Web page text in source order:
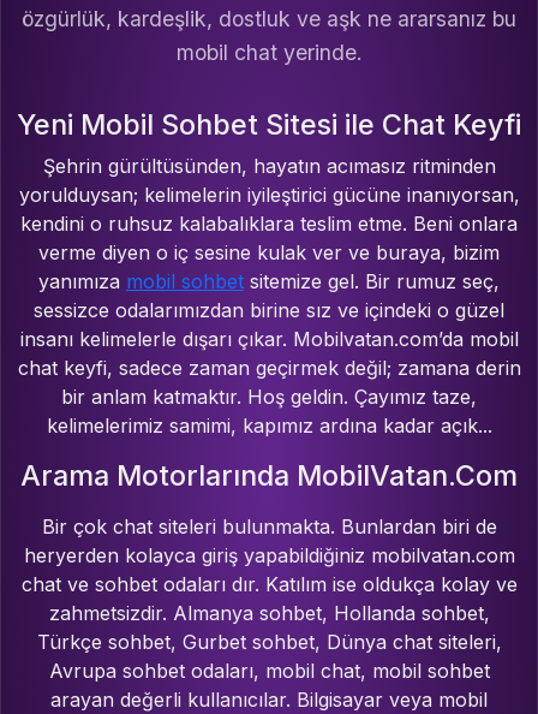
özgürlük, kardeşlik, dostluk ve aşk ne ararsanız bu
mobil chat yerinde.
Yeni Mobil Sohbet Sitesi ile Chat Keyfi
Şehrin gürültüsünden, hayatın acımasız ritminden
yorulduysan; kelimelerin iyileştirici gücüne inanıyorsan,
kendini o ruhsuz kalabalıklara teslim etme. Beni onlara
verme diyen o iç sesine kulak ver ve buraya, bizim
yanımıza mobil sohbet sitemize gel. Bir rumuz seç,
sessizce odalarımızdan birine sız ve içindeki o güzel
insanı kelimelerle dışarı çıkar. Mobilvatan.com’da mobil
chat keyfi, sadece zaman geçirmek değil; zamana derin
bir anlam katmaktır. Hoş geldin. Çayımız taze,
kelimelerimiz samimi, kapımız ardına kadar açık...
Arama Motorlarında MobilVatan.Com
Bir çok chat siteleri bulunmakta. Bunlardan biri de
heryerden kolayca giriş yapabildiğiniz mobilvatan.com
chat ve sohbet odaları dır. Katılım ise oldukça kolay ve
zahmetsizdir. Almanya sohbet, Hollanda sohbet,
Türkçe sohbet, Gurbet sohbet, Dünya chat siteleri,
Avrupa sohbet odaları, mobil chat, mobil sohbet
arayan değerli kullanıcılar. Bilgisayar veya mobil